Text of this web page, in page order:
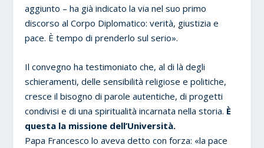
aggiunto – ha già indicato la via nel suo primo
discorso al Corpo Diplomatico: verità, giustizia e
pace. È tempo di prenderlo sul serio».
Il convegno ha testimoniato che, al di là degli
schieramenti, delle sensibilità religiose e politiche,
cresce il bisogno di parole autentiche, di progetti
condivisi e di una spiritualità incarnata nella storia. È
questa la missione dell’Università.
Papa Francesco lo aveva detto con forza: «la pace